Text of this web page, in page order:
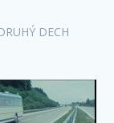
DECH